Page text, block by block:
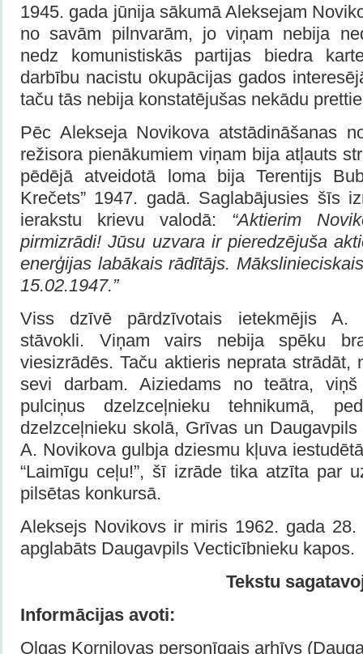
1945. gada jūnija sākumā Aleksejam
no savām pilnvarām, jo viņam nebija
nedz komunistiskās partijas biedra
darbību nacistu okupācijas gados
taču tās nebija konstatējušas nekādu
Pēc Alekseja Novikova atstādināšanas
režisora pienākumiem viņam bija atļauts
pēdējā atveidotā loma bija Terentijs
Krečets” 1947. gadā. Saglabājusies šīs
ierakstu krievu valodā: “Aktierim
pirmizrādi! Jūsu uzvara ir pieredzējuša
enerģijas labākais rādītājs.
15.02.1947.”
Viss dzīvē pārdzīvotais ietekmējis A.
stāvokli. Viņam vairs nebija spēku
viesizrādēs. Taču aktieris neprata strādāt,
sevi darbam. Aiziedams no teātra,
pulciņus dzelzceļnieku tehnikumā,
dzelzceļnieku skolā, Grīvas un
A. Novikova gulbja dziesmu kļuva
“Laimīgu ceļu!”, šī izrāde tika atzīta par
pilsētas konkursā.
Aleksejs Novikovs ir miris 1962. gada
apglabāts Daugavpils Vecticībnieku kapos.
Tekstu
Informācijas avoti:
Olgas Korņilovas personīgais arhīvs